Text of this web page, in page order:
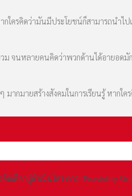
ใครคิดว่ามันมีประโยชน์ก็สามารถนำไป
จนหลายคนคิดว่าพวกด้านได้อายอดมั
ากมายสร้างสังคมในการเรียนรู้ หากใ
เลือกผู้ดำเนินโครงการ (Feasibility